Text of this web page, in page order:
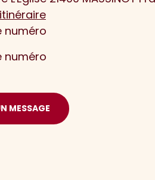
numéro
numéro
MESSAGE